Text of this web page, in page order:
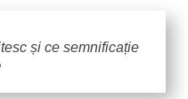
și ce semnificație